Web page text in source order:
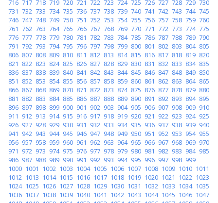
716 717 718 719 720 721 722 723 724 725 726 727 728 729 730
731 732 733 734 735 736 737 738 739 740 741 742 743 744 745
746 747 748 749 750 751 752 753 754 755 756 757 758 759 760
761 762 763 764 765 766 767 768 769 770 771 772 773 774 775
776 777 778 779 780 781 782 783 784 785 786 787 788 789 790
791 792 793 794 795 796 797 798 799 800 801 802 803 804 805
806 807 808 809 810 811 812 813 814 815 816 817 818 819 820
821 822 823 824 825 826 827 828 829 830 831 832 833 834 835
836 837 838 839 840 841 842 843 844 845 846 847 848 849 850
851 852 853 854 855 856 857 858 859 860 861 862 863 864 865
866 867 868 869 870 871 872 873 874 875 876 877 878 879 880
881 882 883 884 885 886 887 888 889 890 891 892 893 894 895
896 897 898 899 900 901 902 903 904 905 906 907 908 909 910
911 912 913 914 915 916 917 918 919 920 921 922 923 924 925
926 927 928 929 930 931 932 933 934 935 936 937 938 939 940
941 942 943 944 945 946 947 948 949 950 951 952 953 954 955
956 957 958 959 960 961 962 963 964 965 966 967 968 969 970
971 972 973 974 975 976 977 978 979 980 981 982 983 984 985
986 987 988 989 990 991 992 993 994 995 996 997 998 999
1000 1001 1002 1003 1004 1005 1006 1007 1008 1009 1010 1011
1012 1013 1014 1015 1016 1017 1018 1019 1020 1021 1022 1023
1024 1025 1026 1027 1028 1029 1030 1031 1032 1033 1034 1035
1036 1037 1038 1039 1040 1041 1042 1043 1044 1045 1046 1047